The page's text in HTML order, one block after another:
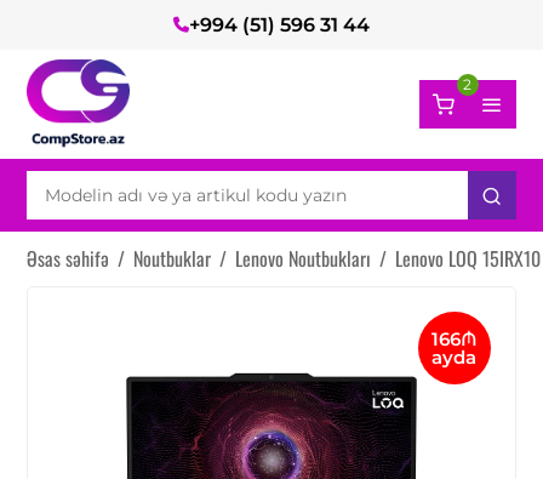
+994 (51) 596 31 44
2
Əsas səhifə / Noutbuklar / Lenovo Noutbukları / Lenovo LOQ
166₼
ayda